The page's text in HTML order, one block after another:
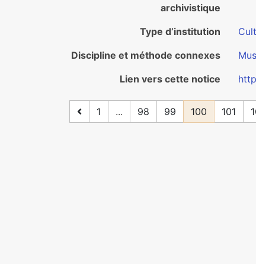
archivistique
Type d’institution
Discipline et méthode connexes
Lien vers cette notice
1 ... 98 99 100 101